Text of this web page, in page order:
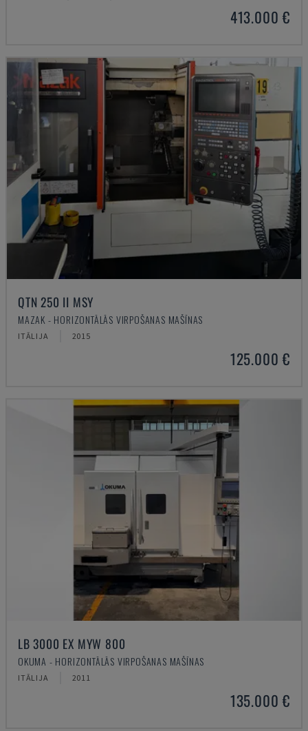
413.000 €
QTN 250 II MSY
MAZAK - HORIZONTĀLĀS VIRPOŠANAS MAŠĪNAS
ITĀLIJA 2015
125.000 €
LB 3000 EX MYW 800
OKUMA - HORIZONTĀLĀS VIRPOŠANAS MAŠĪNAS
ITĀLIJA 2011
135.000 €